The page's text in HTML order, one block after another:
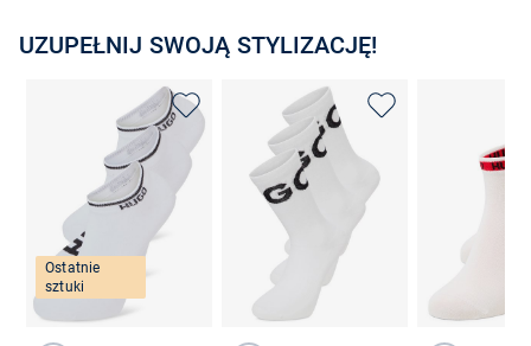
UZUPEŁNIJ SWOJĄ STYLIZACJĘ!
Ostatnie
sztuki